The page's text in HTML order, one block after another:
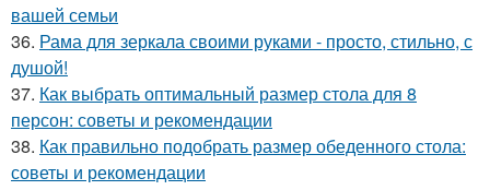
вашей семьи
36. Рама для зеркала своими руками - просто, стильно, с
душой!
37. Как выбрать оптимальный размер стола для 8
персон: советы и рекомендации
38. Как правильно подобрать размер обеденного стола:
советы и рекомендации